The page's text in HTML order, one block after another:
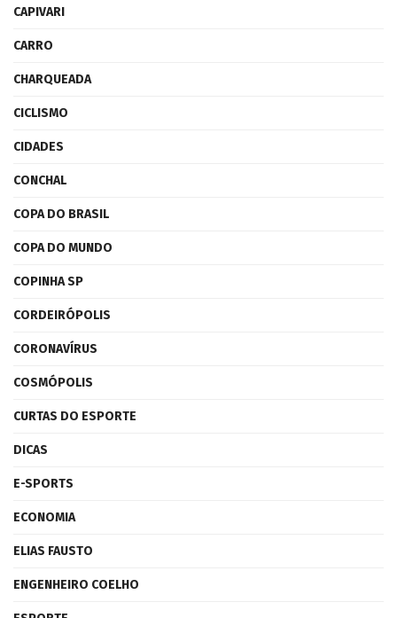
CAPIVARI
CARRO
CHARQUEADA
CICLISMO
CIDADES
CONCHAL
COPA DO BRASIL
COPA DO MUNDO
COPINHA SP
CORDEIRÓPOLIS
CORONAVÍRUS
COSMÓPOLIS
CURTAS DO ESPORTE
DICAS
E-SPORTS
ECONOMIA
ELIAS FAUSTO
ENGENHEIRO COELHO